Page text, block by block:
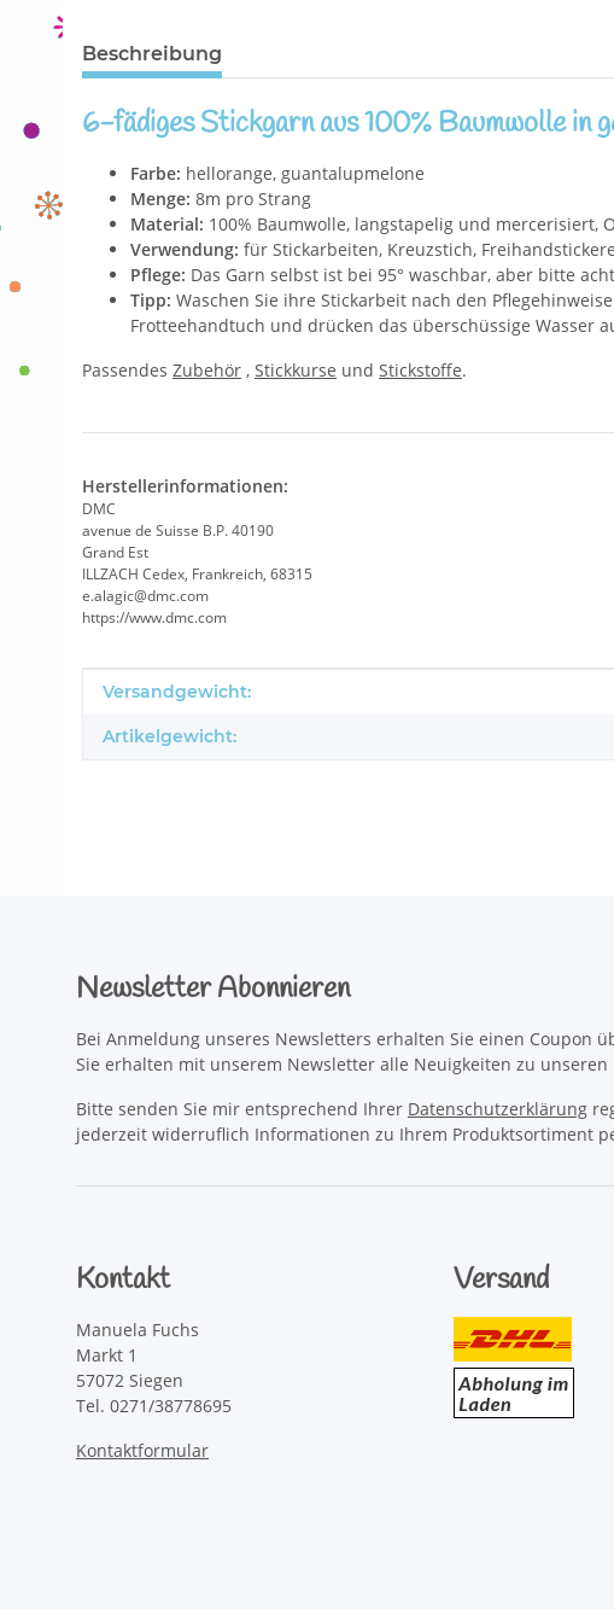
Beschreibung
6-fädiges Stickgarn aus 100% Baumwolle
Farbe: hellorange, guantalupmelone
Menge: 8m pro Strang
Material: 100% Baumwolle, langstapelig und mercerisiert,
Verwendung: für Stickarbeiten, Kreuzstich,
Pflege: Das Garn selbst ist bei 95° waschbar, aber bitte
Tipp: Waschen Sie ihre Stickarbeit nach den
Frotteehandtuch und drücken das überschüssige Wasser
Passendes Zubehör , Stickkurse und Stickstoffe.
Herstellerinformationen:
DMC
avenue de Suisse B.P. 40190
Grand Est
ILLZACH Cedex, Frankreich, 68315
e.alagic@dmc.com
https://www.dmc.com
Produkteigenschaft
Wert
Versandgewicht:
Artikelgewicht:
Newsletter Abonnieren
Bei Anmeldung unseres Newsletters erhalten Sie einen Coupon
Sie erhalten mit unserem Newsletter alle Neuigkeiten zu
Bitte senden Sie mir entsprechend Ihrer Datenschutzerklärung
jederzeit widerruflich Informationen zu Ihrem Produktsortiment
Kontakt
Manuela Fuchs
Markt 1
57072 Siegen
Tel. 0271/38778695
Kontaktformular
Versand